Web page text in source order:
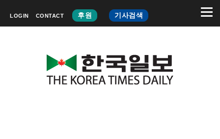
LOGIN CONTACT 후원 기사검색